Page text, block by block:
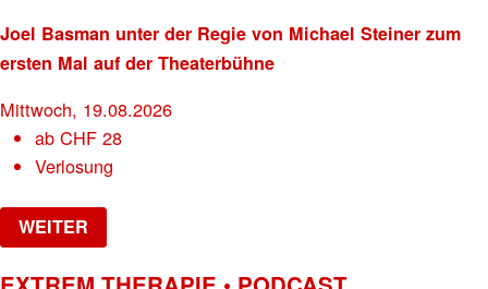
Joel Basman unter der Regie von Michael Steiner zum
ersten Mal auf der Theaterbühne
Mittwoch, 19.08.2026
abCHF 28
Verlosung
WEITER